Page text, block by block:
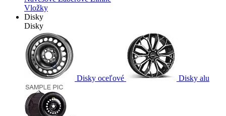
Vložky
Disky
Disky
Disky oceľové Disky alu